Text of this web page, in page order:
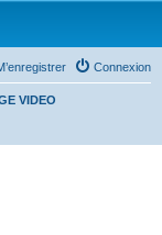
Connexion
VIDEO